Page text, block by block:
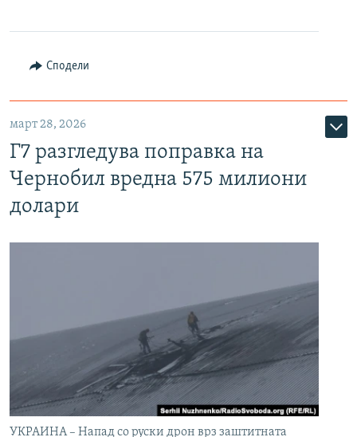
Сподели
март 28, 2026
Г7 разгледува поправка на
Чернобил вредна 575 милиони
долари
УКРАИНА – Напад со руски дрон врз заштитната